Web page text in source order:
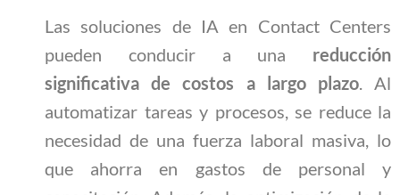
Las soluciones de IA en Contact Centers
pueden conducir a una reducción
significativa de costos a largo plazo. Al
automatizar tareas y procesos, se reduce la
necesidad de una fuerza laboral masiva, lo
que ahorra en gastos de personal y